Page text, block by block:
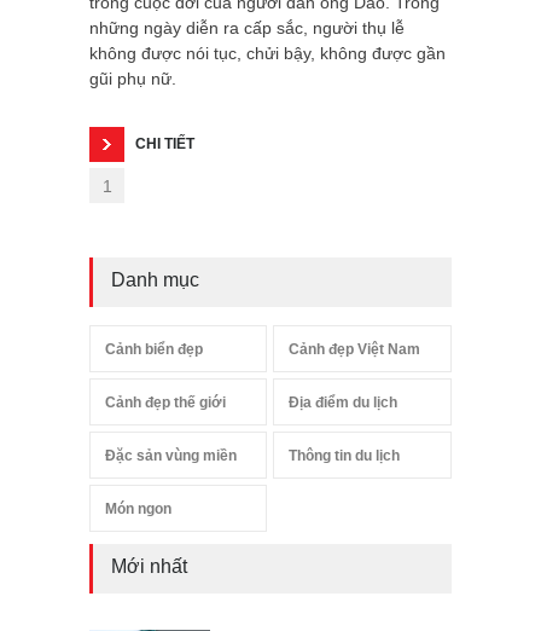
những ngày diễn ra cấp sắc, người thụ lễ
không được nói tục, chửi bậy, không được gần
gũi phụ nữ.
CHI TIẾT
1
Danh mục
Cảnh biển đẹp Cảnh đẹp Việt Nam
Cảnh đẹp thế giới Địa điểm du lịch
Đặc sản vùng miền Thông tin du lịch
Món ngon
Mới nhất